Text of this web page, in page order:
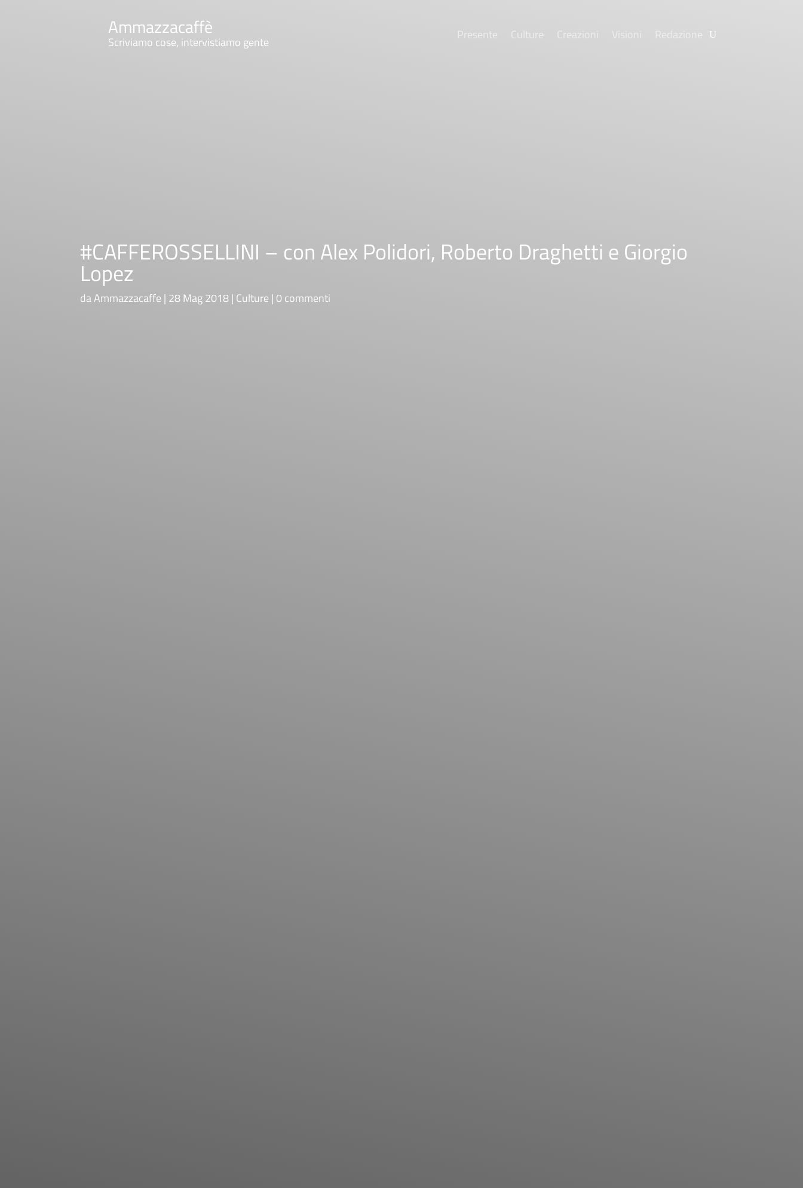
Ammazzacaffè
Scriviamo cose, intervistiamo gente Presente Culture Creazioni Visioni Redazione
#CAFFEROSSELLINI – con Alex Polidori, Roberto Draghetti e Giorgio
Lopez
daAmmazzacaffe 28 Mag 2018 Culture 0 commenti